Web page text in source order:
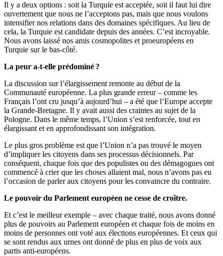
Il y a deux options : soit la Turquie est acceptée, soit il faut lui dire
ouvertement que nous ne l’acceptons pas, mais que nous voulons
intensifier nos relations dans des domaines spécifiques. Au lieu de
cela, la Turquie est candidate depuis des années. C’est incroyable.
Nous avons laissé nos amis cosmopolites et proeuropéens en
Turquie sur le bas-côté.
La peur a-t-elle prédominé ?
La discussion sur l’élargissement remonte au début de la
Communauté européenne. La plus grande erreur – comme les
Français l’ont cru jusqu’à aujourd’hui – a été que l’Europe accepte
la Grande-Bretagne. Il y avait aussi des craintes au sujet de la
Pologne. Dans le même temps, l’Union s’est renforcée, tout en
élargissant et en approfondissant son intégration.
Le plus gros problème est que l’Union n’a pas trouvé le moyen
d’impliquer les citoyens dans ses processus décisionnels. Par
conséquent, chaque fois que des populistes ou des démagogues ont
commencé à crier que les choses allaient mal, nous n’avons pas eu
l’occasion de parler aux citoyens pour les convaincre du contraire.
Le pouvoir du Parlement européen ne cesse de croître.
Et c’est le meilleur exemple – avec chaque traité, nous avons donné
plus de pouvoirs au Parlement européen et chaque fois de moins en
moins de personnes ont voté aux élections européennes. Et ceux qui
se sont rendus aux urnes ont donné de plus en plus de voix aux
partis anti-européens.